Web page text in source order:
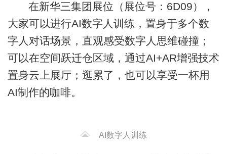
在新华三集团展位（展位号：6D09），
大家可以进行AI数字人训练，置身于多个数
字人对话场景，直观感受数字人思维碰撞；
可以在空间跃迁仓区域，通过AI+AR增强技术
置身云上展厅；逛累了，也可以享受一杯用
AI制作的咖啡。
AI数字人训练